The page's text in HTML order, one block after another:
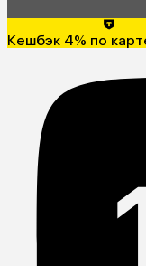
Кешбэк 4% по